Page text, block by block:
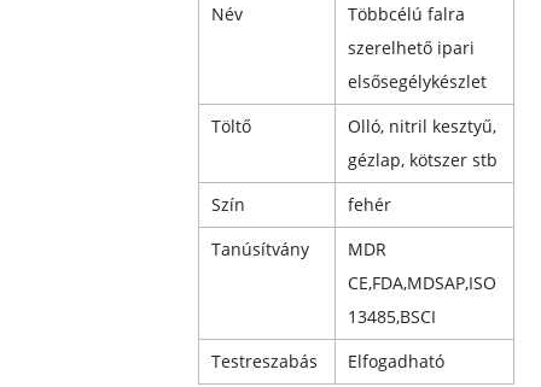
Név
Többcélú falra
szerelhető ipari
elsősegélykészlet
Töltő
Olló, nitril kesztyű,
gézlap, kötszer stb
Szín
fehér
Tanúsítvány
MDR
CE,FDA,MDSAP,ISO
13485,BSCI
Testreszabás
Elfogadható